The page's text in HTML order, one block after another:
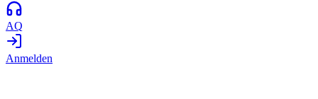
AQ
Anmelden